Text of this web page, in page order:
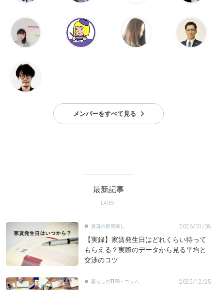
メンバーをすべて見る
最新記事
LATEST
賃貸の部屋探し 2026/01/08
【実録】家賃発生日はどれくらい待って
もらえる？実際のデータから見る平均と
交渉のコツ
暮らしのTIPS・コラム 2025/12/25